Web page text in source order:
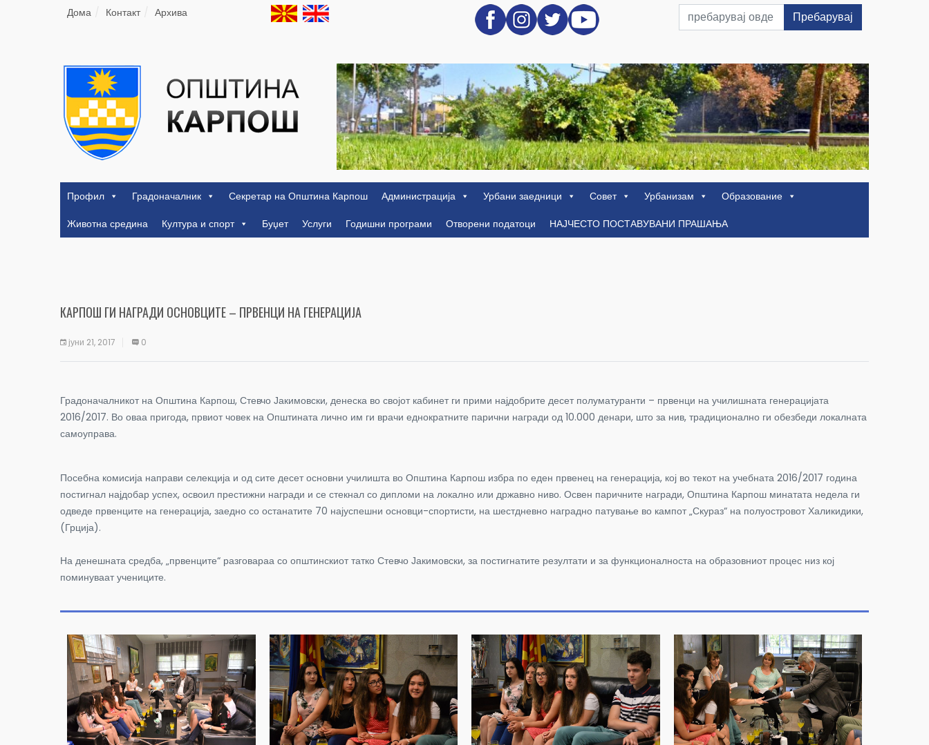
Дома Контакт Архива Пребарувај
Профил Градоначалник Секретар на Општина Карпош Администрација Урбани заедници Совет Урбанизам
Образование
Животна средина
Култура и спорт Буџет Услуги Годишни програми Отворени податоци НАЈЧЕСТО ПОСТАВУВАНИ ПРАШАЊА
КАРПОШ ГИ НАГРАДИ ОСНОВЦИТЕ – ПРВЕНЦИ НА ГЕНЕРАЦИЈА
јуни 21, 2017 0
Градоначалникот на Општина Карпош, Стевчо Јакимовски, денеска во својот кабинет ги прими најдобрите десет полуматуранти – првенци на училишната генерацијата
2016/2017. Во оваа пригода, првиот човек на Општината лично им ги врачи еднократните парични награди од 10.000 денари, што за нив, традиционално ги обезбеди локалната
самоуправа.
Посебна комисија направи селекција и од сите десет основни училишта во Општина Карпош избра по еден првенец на генерација, кој во текот на учебната 2016/2017 година
постигнал најдобар успех, освоил престижни награди и се стекнал со дипломи на локално или државно ниво. Освен паричните награди, Општина Карпош минатата недела ги
одведе првенците на генерација, заедно со останатите 70 најуспешни основци-спортисти, на шестдневно наградно патување во кампот „Скураз“ на полуостровот Халикидики,
(Грција).
На денешната средба, „првенците“ разговараа со општинскиот татко Стевчо Јакимовски, за постигнатите резултати и за функционалноста на образовниот процес низ кој
поминуваат учениците.